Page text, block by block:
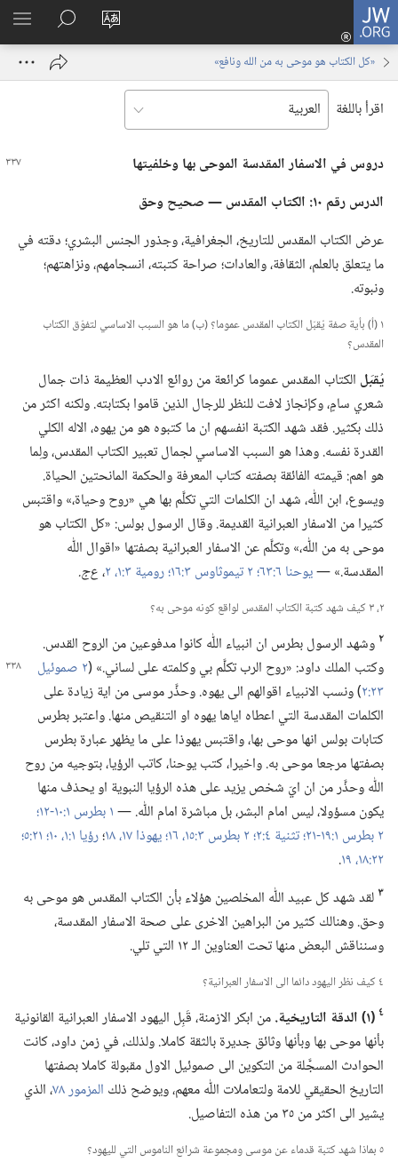
JW.ORG
تغيير
الموقع
تسجيل
الدخول
نافذة
البحث
في
JW.‎ORG
«كل الكتاب هو موحى به من الله ونافع»
اقرأ باللغة
دروس في الاسفار المقدسة الموحى بها وخلفيتها
الدرس رقم ١٠:‏ الكتاب المقدس —‏ صحيح وحق
عرض الكتاب المقدس للتاريخ،‏ الجغرافية،‏ وجذور الجنس البشري؛‏ دقته في
ما يتعلق بالعلم،‏ الثقافة،‏ والعادات؛‏ صراحة كتبته،‏ انسجامهم،‏ ونزاهتهم؛‏
ونبوته.‏
١ (‏أ)‏ بأية صفة يُقبَل الكتاب المقدس عموما؟‏ (‏ب)‏ ما هو السبب الاساسي لتفوّق الكتاب
المقدس؟‏
يُق‍بَ‍ل الكتاب المقدس عموما كرائعة من روائع الادب العظيمة ذات جمال
شعري سامٍ،‏ وكإنجاز لافت للنظر للرجال الذين قاموا بكتابته.‏ ولكنه اكثر من
ذلك بكثير.‏ فقد شهد الكتبة انفسهم ان ما كتبوه هو من يهوه،‏ الاله الكلي
القدرة نفسه.‏ وهذا هو السبب الاساسي لجمال تعبير الكتاب المقدس،‏ ولِما
هو اهم:‏ قيمته الفائقة بصفته كتاب المعرفة والحكمة المانحتين الحياة.‏
ويسوع،‏ ابن اللّٰه،‏ شهد ان الكلمات التي تكلَّم بها هي «روح وحياة،‏» واقتبس
كثيرا من الاسفار العبرانية القديمة.‏ وقال الرسول بولس:‏ «كل الكتاب هو
موحى به من اللّٰه،‏» وتكلَّم عن الاسفار العبرانية بصفتها «اقوال اللّٰه
المقدسة.‏» —‏يوحنا ٦:‏٦٣؛‏ رومية ٣:‏​١،‏ ٢ ‏،‏ع‌ج.‏
٢،‏ ٣ كيف شهد كتبة الكتاب المقدس لواقع كونه موحى به؟‏
٢ وشهد الرسول بطرس ان انبياء اللّٰه كانوا مدفوعين من الروح القدس.‏
وكتب الملك داود:‏ «روح الرب تكلَّم بي وكلمته علىلساني.‏» (‏ ٢ صموئيل
٢٣:‏٢ ‏)‏ ونسب الانبياء اقوالهم الى يهوه.‏ وحذَّر موسى من اية زيادة على
الكلمات المقدسة التي اعطاه اياها يهوه او التنقيص منها.‏ واعتبر بطرس
كتابات بولس انها موحى بها،‏ واقتبس يهوذا على ما يظهر عبارة بطرس
بصفتها مرجعا موحى به.‏ واخيرا،‏ كتب يوحنا،‏ كاتب الرؤيا،‏ بتوجيه من روح
اللّٰه وحذَّر من ان ايّ شخص يزيد على هذه الرؤيا النبوية او يحذف منها
يكون مسؤولا،‏ ليس امام البشر،‏ بل مباشرة امام اللّٰه.‏ —‏١ بطرس ١:‏١٠-‏١٢؛‏
٢ بطرس ١:‏١٩-‏٢١؛‏
تثنية ٤:‏٢؛‏ يهوذا ١٧،‏ ١٨ ‏؛‏رؤيا ١:‏​١،‏
٢٢:‏​١٨،‏ ١٩
‏.‏
٣ لقد شهد كل عبيد اللّٰه المخلصين هؤلاء بأن الكتاب المقدس هو موحى به
وحق.‏ وهنالك كثير من البراهين الاخرى على صحة الاسفار المقدسة،‏
وسنناقش البعض منها تحت العناوين الـ‍ ١٢ التي تلي.‏
٤ كيف نظر اليهود دائما الى الاسفار العبرانية؟‏
٤ ‏(‏١)‏ الدقة التاريخية.‏
من ابكر الازمنة،‏ قَبِل اليهود الاسفار العبرانية القانونية
بأنها موحى بها وبأنها وثائق جديرة بالثقة كاملا.‏ ولذلك،‏ في زمن داود،‏ كانت
الحوادث المسجَّلة من التكوين الى صموئيل الاول مقبولة كاملا بصفتها
التاريخ الحقيقي للامة ولتعاملات اللّٰه معهم،‏ ويوضح ذلك المزمور ٧٨
‏،‏ الذي
يشير الى اكثر من ٣٥ من هذه التفاصيل.‏
٥ بماذا شهد كتبة قدماء عن موسى ومجموعة شرائع الناموس التي لليهود؟‏